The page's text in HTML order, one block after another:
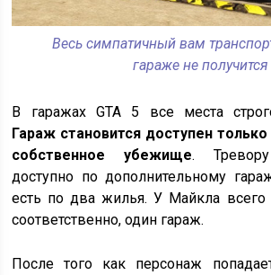
Весь симпатичный вам
гараже не получится
В гаражах GTA 5 все места
Гараж становится доступен
собственное убежище.
доступно по дополнительному
есть по два жилья. У Майкла
соответственно, один гараж.
После того как персонаж